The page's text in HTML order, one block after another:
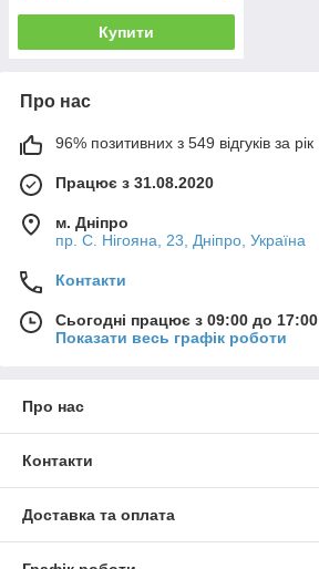
Купити
Про нас
96% позитивних з 549 відгуків за рік
Працює з 31.08.2020
м. Дніпро
пр. С. Нігояна, 23, Дніпро, Україна
Контакти
Сьогодні працює з 09:00 до 17:00
Показати весь графік роботи
Про нас
Контакти
Доставка та оплата